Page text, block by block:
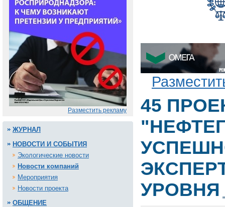
Разместить рекламу
ЖУРНАЛ
НОВОСТИ И СОБЫТИЯ
Экологические новости
Новости компаний
Мероприятия
Новости проекта
ОБЩЕНИЕ
45
УРОВНЯ